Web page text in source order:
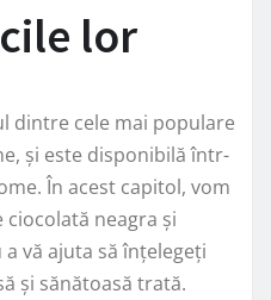
lor
dintre cele mai populare
și este disponibilă într-
În acest capitol, vom
neagra și
vă ajuta să înțelegeți
și sănătoasă trată.